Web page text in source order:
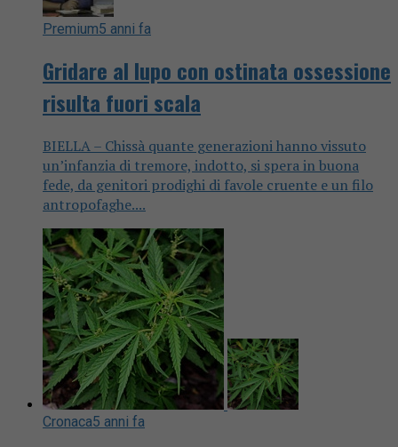
Premium5 anni fa
Gridare al lupo con ostinata ossessione
risulta fuori scala
BIELLA – Chissà quante generazioni hanno vissuto
un’infanzia di tremore, indotto, si spera in buona
fede, da genitori prodighi di favole cruente e un filo
antropofaghe....
Cronaca5 anni fa